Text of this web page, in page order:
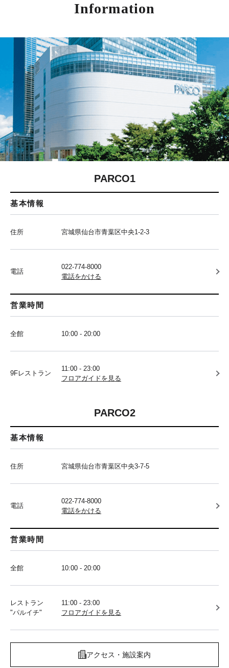
Information
PARCO1
基本情報
住所 宮城県仙台市青葉区中央1-2-3
電話
022-774-8000
電話をかける
営業時間
全館 10:00 - 20:00
9Fレストラン
11:00 - 23:00
フロアガイドを見る
PARCO2
基本情報
住所 宮城県仙台市青葉区中央3-7-5
電話
022-774-8000
電話をかける
営業時間
全館 10:00 - 20:00
レストラン
"パルイチ"
11:00 - 23:00
フロアガイドを見る
アクセス・施設案内